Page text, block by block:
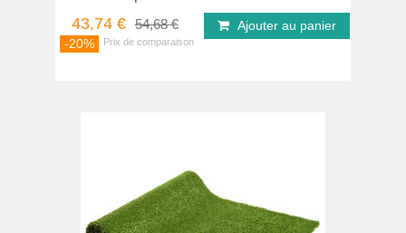
43,74 € 54,68 €
-20%
Ajouter au panier